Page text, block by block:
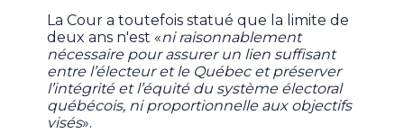
La Cour a toutefois statué que la limite de
deux ans n'est «ni raisonnablement
nécessaire pour assurer un lien suffisant
entre l’électeur et le Québec et préserver
l’intégrité et l’équité du système électoral
québécois, ni proportionnelle aux objectifs
visés».